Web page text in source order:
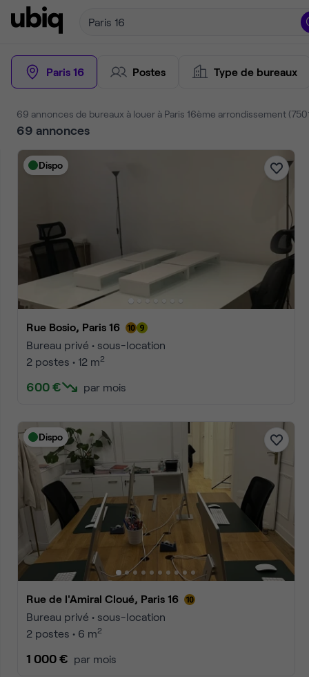
Paris 16
Paris 16
88 annonces de bureaux à louer à Paris 16ème arrondissement
88annonces